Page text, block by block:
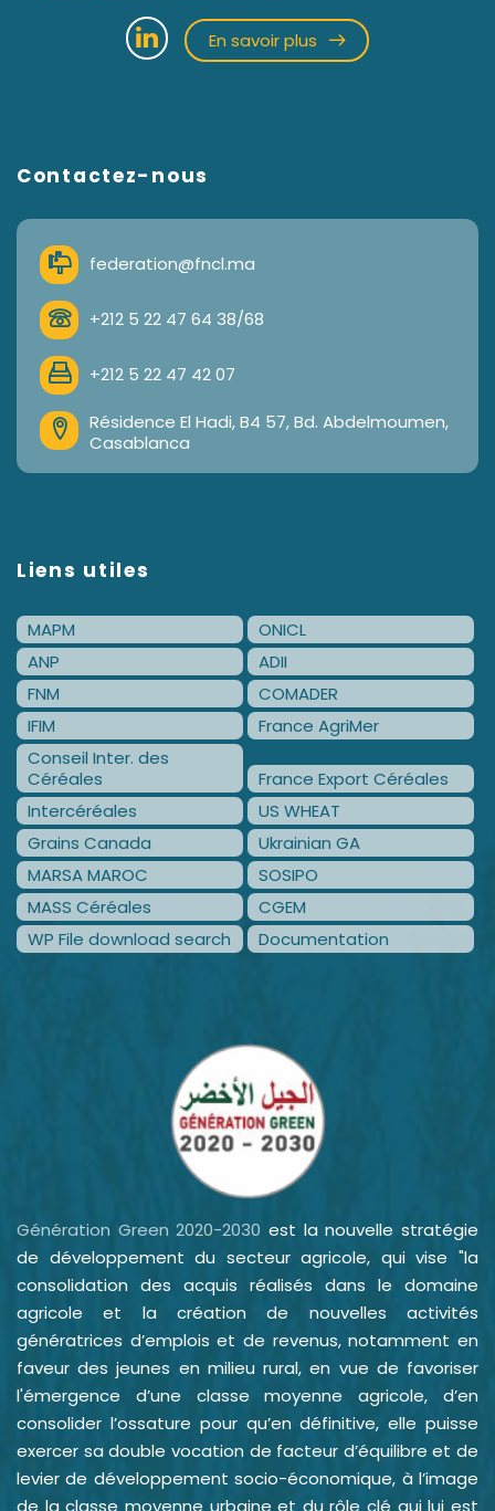
En savoir plus
Contactez-nous
federation@fncl.ma
+212 5 22 47 64 38/68
+212 5 22 47 42 07
Résidence El Hadi, B4 57, Bd. Abdelmoumen,
Casablanca
Liens utiles
MAPM
ONICL
ANP
ADII
FNM
COMADER
IFIM
France AgriMer
Conseil Inter. des
Céréales
France Export Céréales
Intercéréales
US WHEAT
Grains Canada
Ukrainian GA
MARSA MAROC
SOSIPO
MASS Céréales
CGEM
WP File download search
Documentation
Génération Green 2020-2030 est la nouvelle stratégie
de développement du secteur agricole, qui vise "la
consolidation des acquis réalisés dans le domaine
agricole et la création de nouvelles activités
génératrices d’emplois et de revenus, notamment en
faveur des jeunes en milieu rural, en vue de favoriser
l'émergence d’une classe moyenne agricole, d’en
consolider l’ossature pour qu’en définitive, elle puisse
exercer sa double vocation de facteur d’équilibre et de
levier de développement socio-économique, à l’image
de la classe moyenne urbaine et du rôle clé qui lui est